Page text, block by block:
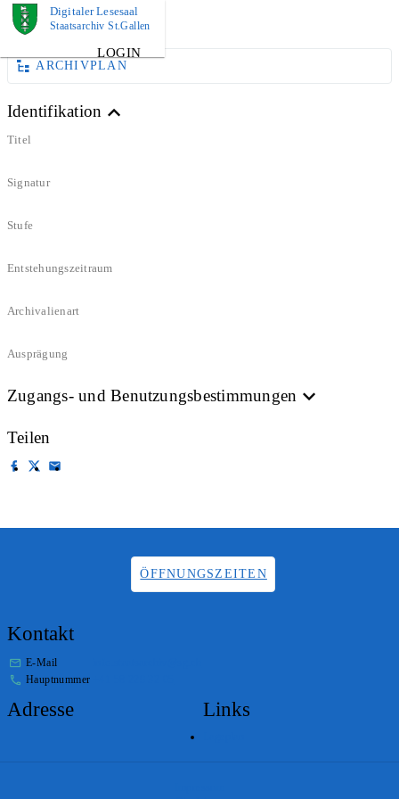
Digitaler Lesesaal
Staatsarchiv St.Gallen
LOGIN
DOKUMENT
ARCHIVPLAN
Identifikation
Titel
Signatur
Stufe
Entstehungszeitraum
Archivalienart
Ausprägung
Zugangs- und Benutzungsbestimmungen
Teilen
ÖFFNUNGSZEITEN
Kontakt
E-Mail
Hauptnummer
Adresse Links